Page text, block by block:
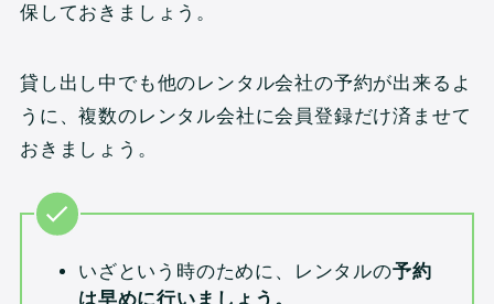
保しておきましょう。
貸し出し中でも他のレンタル会社の予約が出来るよ
うに、複数のレンタル会社に会員登録だけ済ませて
おきましょう。
いざという時のために、レンタルの予約
は早めに行いましょう。